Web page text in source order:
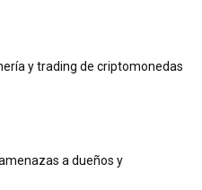
y trading de criptomonedas
a dueños y